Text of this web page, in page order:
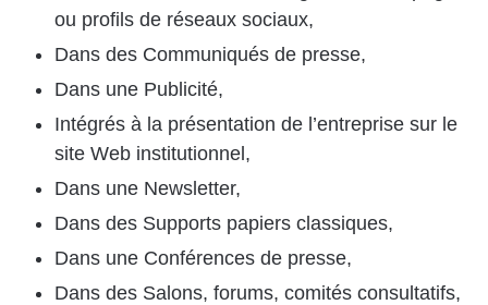
ou profils de réseaux sociaux,
Dans des Communiqués de presse,
Dans une Publicité,
Intégrés à la présentation de l’entreprise sur le
site Web institutionnel,
Dans une Newsletter,
Dans des Supports papiers classiques,
Dans une Conférences de presse,
Dans des Salons, forums, comités consultatifs,